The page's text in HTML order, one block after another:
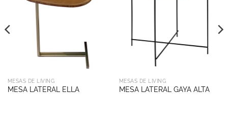
MESAS DE LIVING
MESA LATERAL ELLA
MESAS DE LIVING
MESA LATERAL GAYA ALTA